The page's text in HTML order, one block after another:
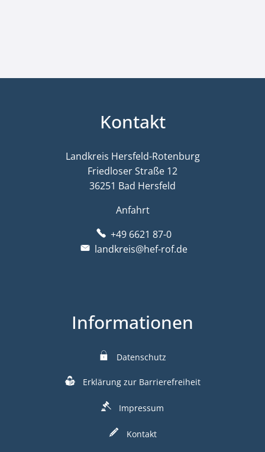
Kontakt
Landkreis Hersfeld-Rotenburg
Friedloser Straße 12
36251 Bad Hersfeld
Anfahrt
+49 6621 87-0
landkreis@hef-rof.de
Informationen
Datenschutz
Erklärung zur Barrierefreiheit
Impressum
Kontakt